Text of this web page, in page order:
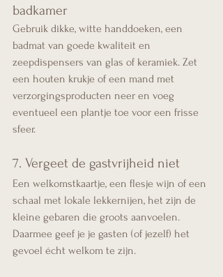
badkamer
Gebruik dikke, witte handdoeken, een
badmat van goede kwaliteit en
zeepdispensers van glas of keramiek. Zet
een houten krukje of een mand met
verzorgingsproducten neer en voeg
eventueel een plantje toe voor een frisse
sfeer.
7. Vergeet de gastvrijheid niet
Een welkomstkaartje, een flesje wijn of een
schaal met lokale lekkernijen, het zijn de
kleine gebaren die groots aanvoelen.
Daarmee geef je je gasten (of jezelf) het
gevoel écht welkom te zijn.